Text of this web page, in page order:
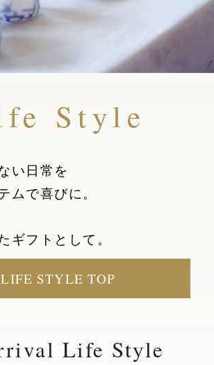
Style
い日常を
ムで喜びに。
ギフトとして。
LIFE STYLE TOP
Life Style